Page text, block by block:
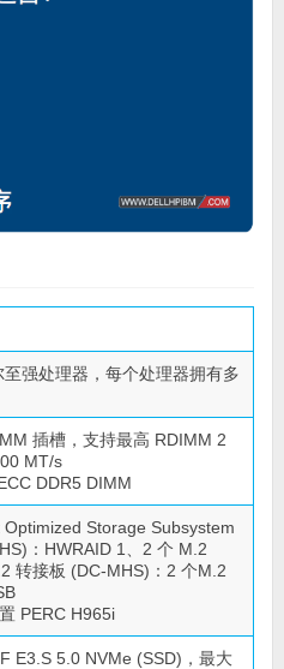
强处理器，每个处理器拥有多
插槽，支持最高 RDIMM 2
MT/s
DDR5 DIMM
Optimized Storage Subsystem
：HWRAID 1、2 个 M.2
转接板 (DC-MHS)：2 个M.2
PERC H965i
E3.S 5.0 NVMe (SSD)，最大